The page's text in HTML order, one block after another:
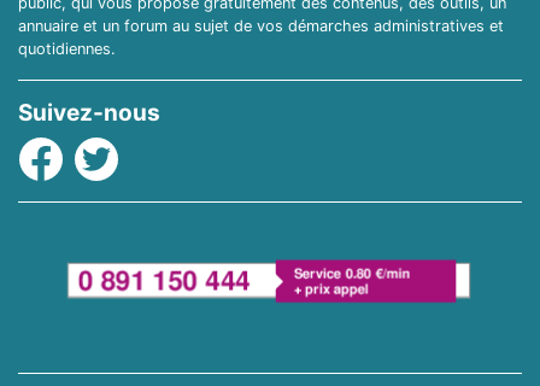
annuaire et un forum au sujet de vos démarches administratives et
quotidiennes.
Suivez-nous
Facebook
Twitter